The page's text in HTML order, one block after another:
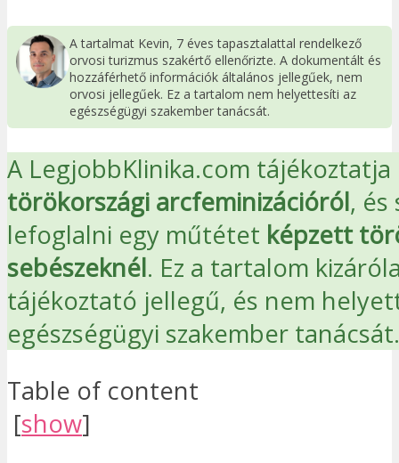
A tartalmat Kevin, 7 éves tapasztalattal rendelkező
orvosi turizmus szakértő ellenőrizte. A dokumentált és
hozzáférhető információk általános jellegűek, nem
orvosi jellegűek. Ez a tartalom nem helyettesíti az
egészségügyi szakember tanácsát.
A LegjobbKlinika.com tájékoztatja
törökországi arcfeminizációról, és
lefoglalni egy műtétet képzett
sebészeknél. Ez a tartalom
tájékoztató jellegű, és nem
egészségügyi szakember tanácsát.
Table of content
[show]